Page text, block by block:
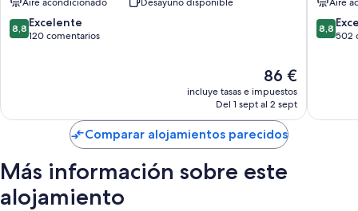
Centro
de
la
8.8
sobre
8,8 Excelente
120 comentarios
El
precio
actual
de
86 €
86 €
incluye tasas e impuestos
Del 1 sept al 2 sept
de
la
ciudad
8.8
sobre
8,8
502
Comparar alojamientos parecidos
Más información sobre este
alojamiento